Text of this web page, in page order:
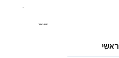
ניווט באתר
ראשי